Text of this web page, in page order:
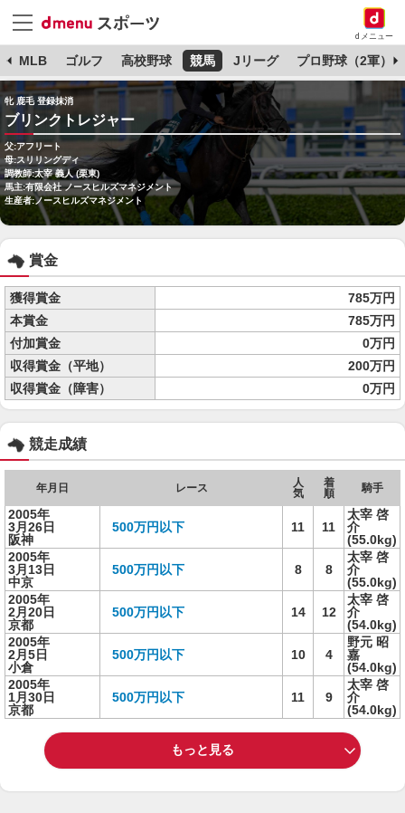
dメニュー
MLB ゴルフ 高校野球 競馬 Jリーグ プロ野球（2軍）
牝 鹿毛 登録抹消
ブリンクトレジャー
父:アフリート
母:スリリングディ
調教師:太宰 義人 (栗東)
馬主:有限会社 ノースヒルズマネジメント
生産者:ノースヒルズマネジメント
賞金
獲得賞金
785万円
本賞金
785万円
付加賞金
0万円
収得賞金（平地）
200万円
収得賞金（障害）
0万円
競走成績
年月日 レース
人
気
着
順
騎手
2005年
3月26日
阪神
500万円以下 11 11
太宰 啓
介
(55.0kg)
2005年
3月13日
中京
500万円以下 8 8
太宰 啓
介
(55.0kg)
2005年
2月20日
京都
500万円以下 14 12
太宰 啓
介
(54.0kg)
2005年
2月5日
小倉
500万円以下 10 4
野元 昭
嘉
(54.0kg)
2005年
1月30日
京都
500万円以下 11 9
太宰 啓
介
(54.0kg)
もっと見る